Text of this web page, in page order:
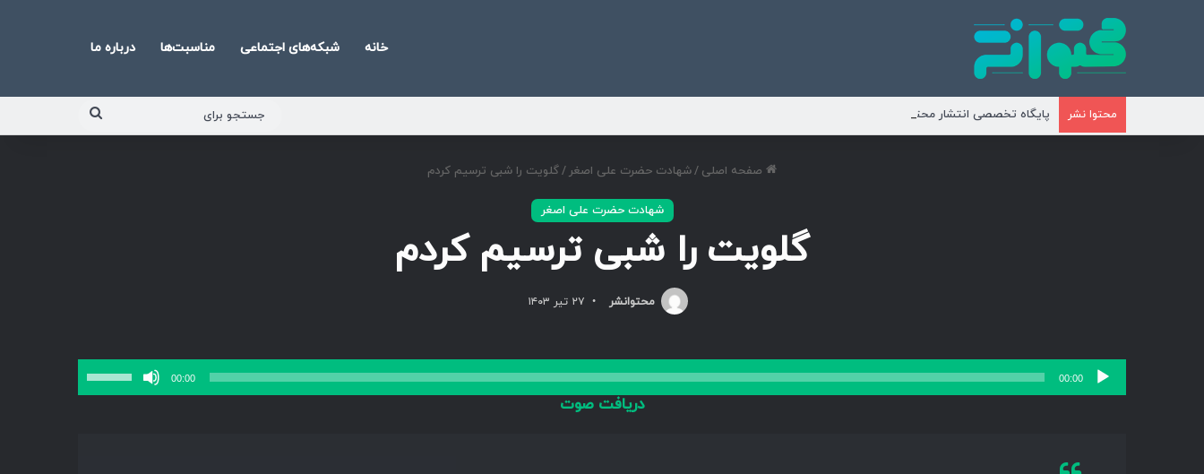
خانه شبکه‌های اجتماعی مناسبت‌ها درباره ما
محتوا نشر پایگاه تخصصی انتشار محتوای مناسبتی و موضوعی
صفحه اصلی /شهادت حضرت علی اصغر /گلویت را شبی ترسیم کردم
شهادت حضرت علی اصغر
گلویت را شبی ترسیم کردم
محتوانشر ۲۷ تیر ۱۴۰۳
پخش‌کننده
صوت
00:00
00:00
افزایش
دریافت صوت